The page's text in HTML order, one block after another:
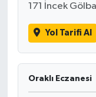
171 İncek
Yol Tarifi Al
Oraklı Eczanesi